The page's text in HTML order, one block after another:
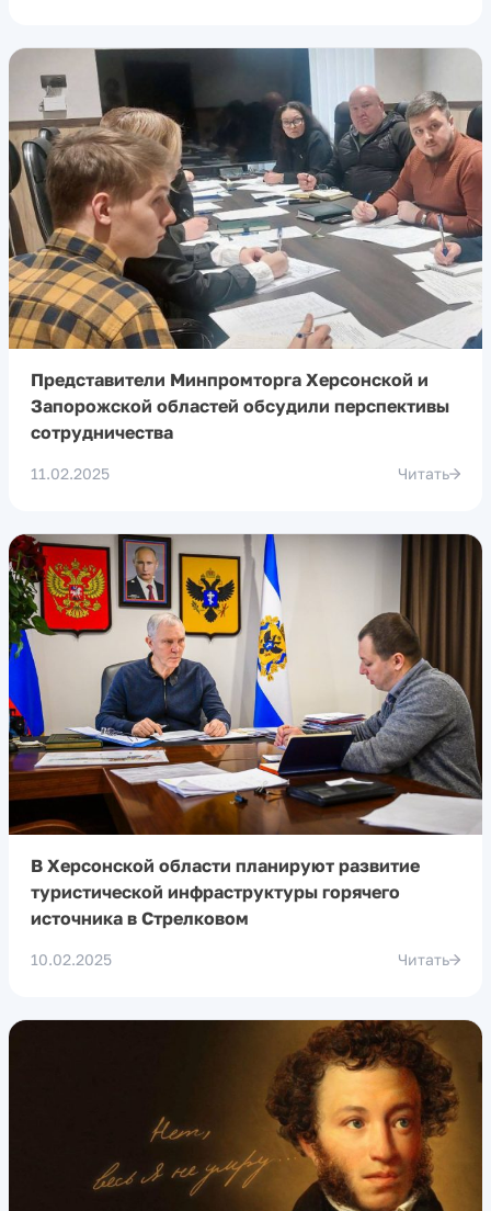
Представители Минпромторга Херсонской и
Запорожской областей обсудили перспективы
сотрудничества
11.02.2025 Читать
В Херсонской области планируют развитие
туристической инфраструктуры горячего
источника в Стрелковом
10.02.2025 Читать